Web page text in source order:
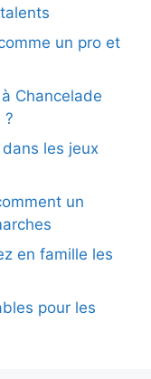
un pro et
Chancelade
?
les jeux
un
en famille les
pour les